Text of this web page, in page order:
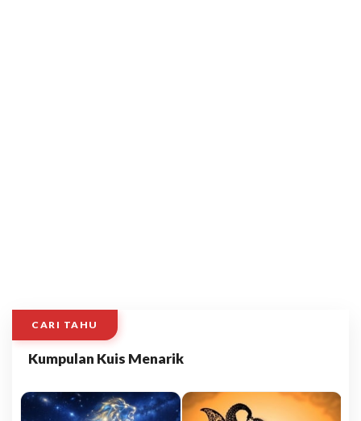
CARI TAHU
Kumpulan Kuis Menarik